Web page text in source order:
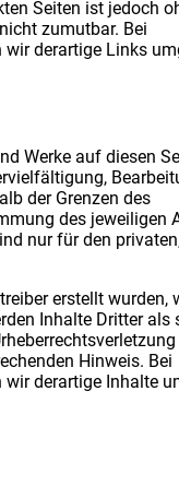
Seiten ist jedoch
zumutbar. Bei
derartige Links
Werke auf diesen
der Grenzen des
des jeweiligen
nur für den
erstellt wurden,
Inhalte Dritter als
Hinweis. Bei
derartige Inhalte